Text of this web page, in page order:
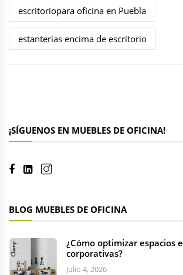
escritoriopara oficina en Puebla
estanterias encima de escritorio
¡SÍGUENOS EN MUEBLES DE OFICINA!
BLOG MUEBLES DE OFICINA
¿Cómo optimizar espacios
corporativas?
Julio 4, 2026